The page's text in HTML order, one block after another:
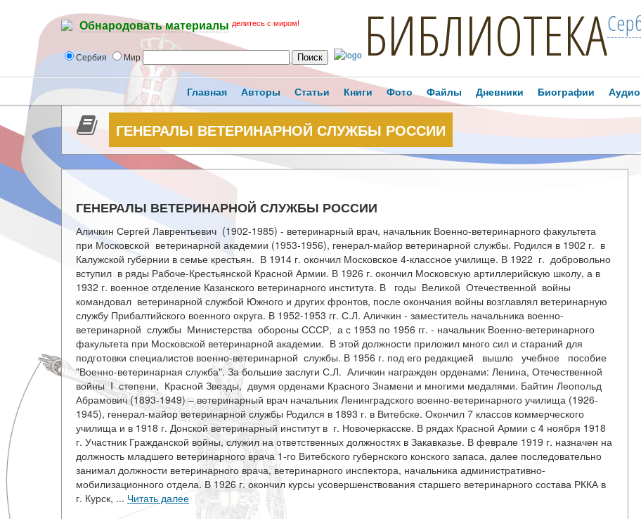
Обнародовать материалы делитесь с миром!
Сербия Мир БИБЛИОТЕКА
Главная Авторы Статьи Книги Фото Файлы Дневники Биографии Аудио
ГЕНЕРАЛЫ ВЕТЕРИНАРНОЙ СЛУЖБЫ РОССИИ
ГЕНЕРАЛЫ ВЕТЕРИНАРНОЙ СЛУЖБЫ РОССИИ
Аличкин Сергей Лаврентьевич (1902-1985) - ветеринарный врач, начальник Военно-ветеринарного факультета
при Московской ветеринарной академии (1953-1956), генерал-майор ветеринарной службы. Родился в 1902 г. в
Калужской губернии в семье крестьян. В 1914 г. окончил Московское 4-классное училище. В 1922 г. добровольно
вступил в ряды Рабоче-Крестьянской Красной Армии. В 1926 г. окончил Московскую артиллерийскую школу, а в
1932 г. военное отделение Казанского ветеринарного института. В годы Великой Отечественной войны
командовал ветеринарной службой Южного и других фронтов, после окончания войны возглавлял ветеринарную
службу Прибалтийского военного округа. В 1952-1953 гг. С.Л. Аличкин - заместитель начальника военно-
ветеринарной службы Министерства обороны СССР, а с 1953 по 1956 гг. - начальник Военно-ветеринарного
факультета при Московской ветеринарной академии. В этой должности приложил много сил и стараний для
подготовки специалистов военно-ветеринарной службы. В 1956 г. под его редакцией вышло учебное пособие
"Военно-ветеринарная служба". За большие заслуги С.Л. Аличкин награжден орденами: Ленина, Отечественной
войны I степени, Красной Звезды, двумя орденами Красного Знамени и многими медалями. Байтин Леопольд
Абрамович (1893-1949) – ветеринарный врач начальник Ленинградского военно-ветеринарного училища (1926-
1945), генерал-майор ветеринарной службы Родился в 1893 г. в Витебске. Окончил 7 классов коммерческого
училища и в 1918 г. Донской ветеринарный институт в г. Новочеркасске. В рядах Красной Армии с 4 ноября 1918
г. Участник Гражданской войны, служил на ответственных должностях в Закавказье. В феврале 1919 г. назначен на
должность младшего ветеринарного врача 1-го Витебского губернского конского запаса, далее последовательно
занимал должности ветеринарного врача, ветеринарного инспектора, начальника административно-
мобилизационного отдела. В 1926 г. окончил курсы усовершенствования старшего ветеринарного состава РККА в
г. Курск, ... Читать далее